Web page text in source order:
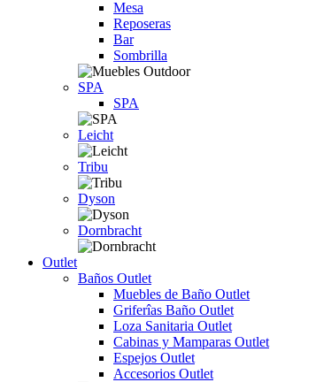
Mesa
Reposeras
Bar
Sombrilla
SPA
SPA
Leicht
Tribu
Dyson
Dornbracht
Outlet
Baños Outlet
Muebles de Baño Outlet
Griferîas Baño Outlet
Loza Sanitaria Outlet
Cabinas y Mamparas Outlet
Espejos Outlet
Accesorios Outlet